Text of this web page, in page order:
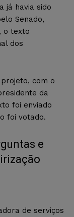
já havia sido
Senado,
o texto
dos
com o
da
foi enviado
foi votado.
e
de serviços